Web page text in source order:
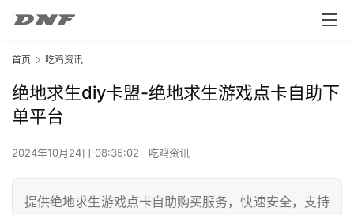
首页 吃鸡资讯
绝地求生diy卡盟-绝地求生游戏点卡自助下
单平台
2024年10月24日 08:35:02 吃鸡资讯
提供绝地求生游戏点卡自助购买服务，快速安全，支持